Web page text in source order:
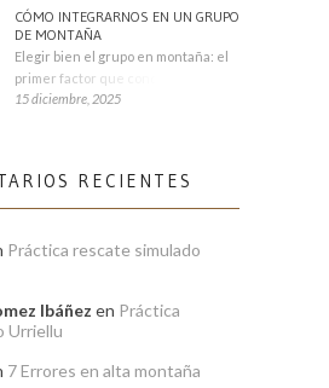
CÓMO INTEGRARNOS EN UN GRUPO
DE MONTAÑA
Elegir bien el grupo en montaña: el
primer factor que condiciona tu
15 diciembre, 2025
RECIENTES
Práctica rescate simulado
Ibáñez en Práctica
Urriellu
7 Errores en alta montaña